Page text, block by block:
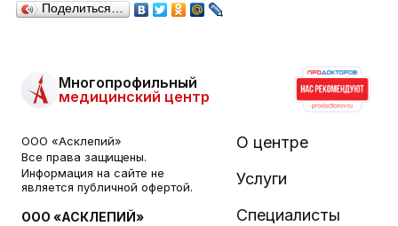
Поделиться…
Многопрофильный
медицинский центр
ООО «Асклепий»
Все права защищены.
Информация на сайте не
является публичной офертой.
ООО «АСКЛЕПИЙ»
О центре
Услуги
Специалисты